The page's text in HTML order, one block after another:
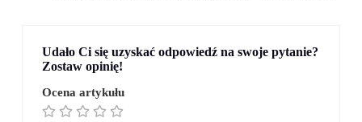
Udało Ci się uzyskać odpowiedź na swoje pytanie?
Zostaw opinię!
Ocena artykułu